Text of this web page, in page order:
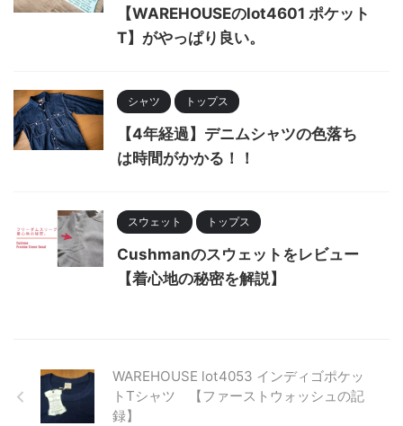
【WAREHOUSEのlot4601 ポケット
T】がやっぱり良い。
シャツ トップス
【4年経過】デニムシャツの色落ち
は時間がかかる！！
スウェット トップス
Cushmanのスウェットをレビュー
【着心地の秘密を解説】
WAREHOUSE lot4053 インディゴポケッ
トTシャツ 【ファーストウォッシュの記
録】